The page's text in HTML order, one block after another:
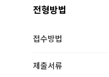
전형방법
접수방법
제출서류